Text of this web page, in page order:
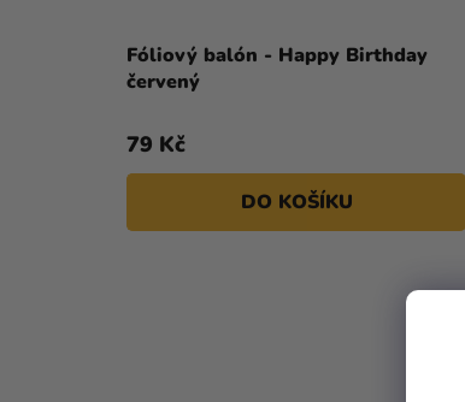
Fóliový balón - Happy Birthday
červený
79 Kč
DO KOŠÍKU